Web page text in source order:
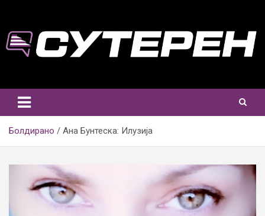
content
Болдирано Ана Бунтеска: Илузија